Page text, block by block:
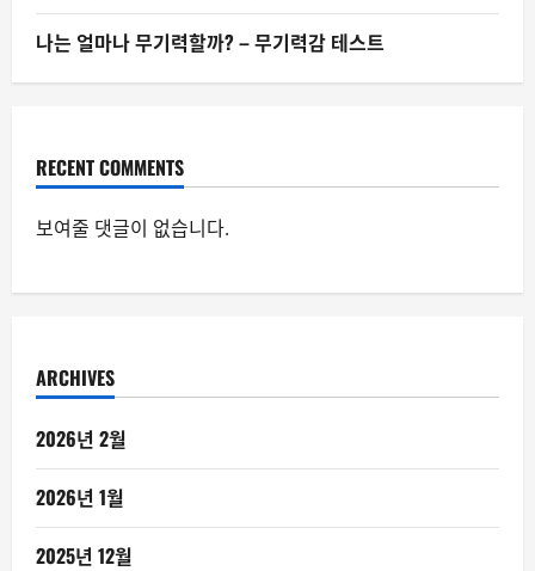
나는 얼마나 무기력할까? – 무기력감 테스트
RECENT COMMENTS
보여줄 댓글이 없습니다.
ARCHIVES
2026년 2월
2026년 1월
2025년 12월